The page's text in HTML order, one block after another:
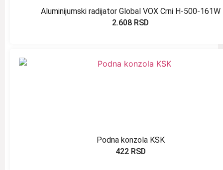
Aluminijumski radijator Global VOX Crni H-500-161W
2.608 RSD
Podna konzola KSK
422 RSD